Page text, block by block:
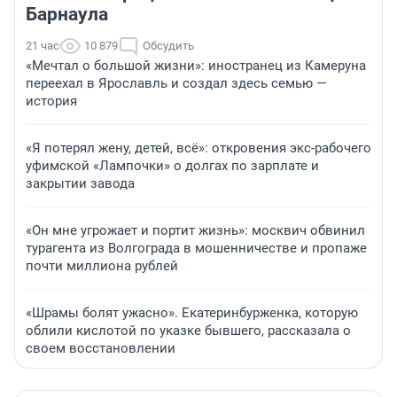
Барнаула
21 час 10 879 Обсудить
«Мечтал о большой жизни»: иностранец из Камеруна
переехал в Ярославль и создал здесь семью —
история
«Я потерял жену, детей, всё»: откровения экс-рабочего
уфимской «Лампочки» о долгах по зарплате и
закрытии завода
«Он мне угрожает и портит жизнь»: москвич обвинил
турагента из Волгограда в мошенничестве и пропаже
почти миллиона рублей
«Шрамы болят ужасно». Екатеринбурженка, которую
облили кислотой по указке бывшего, рассказала о
своем восстановлении